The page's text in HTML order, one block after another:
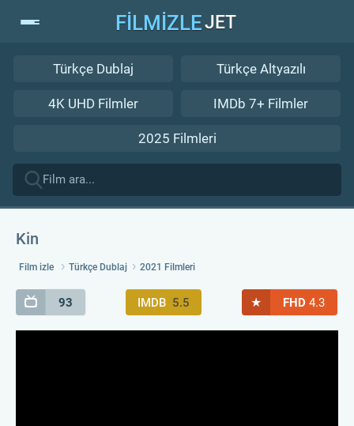
FİLMİZLEJET
Türkçe Dublaj Türkçe Altyazılı
4K UHD Filmler IMDb 7+ Filmler
2025 Filmleri
Kin
Film izle Türkçe Dublaj 2021 Filmleri
93 IMDB 5.5 ★ FHD 4.3